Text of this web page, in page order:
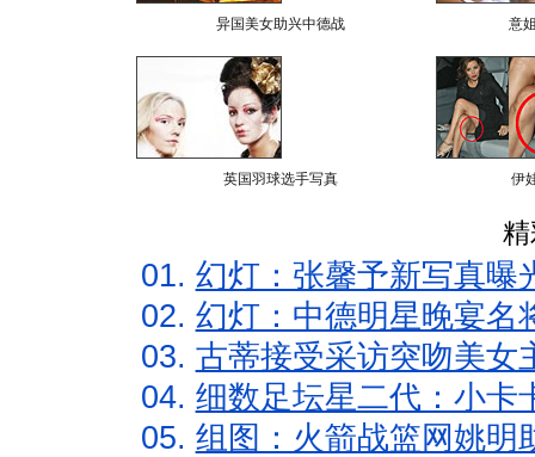
异国美女助兴中德战 意
英国羽球选手写真 伊
01. 幻灯：张馨予新写真曝
02. 幻灯：中德明星晚宴名
03. 古蒂接受采访突吻美女
04. 细数足坛星二代：小卡
05. 组图：火箭战篮网姚明